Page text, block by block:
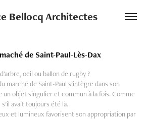
Bellocq Architectes
de Saint-Paul-Lès-Dax
oeil ou ballon de rugby ?
marché de Saint-Paul s'intègre dans son
objet singulier et commun à la fois. Comme
s'il avait toujours été là.
et lumineux favorisent son appropriation par